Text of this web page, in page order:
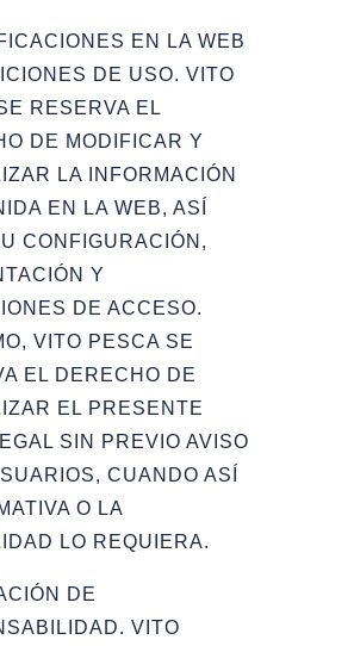
EN LA WEB
DE USO. VITO
RESERVA EL
DE MODIFICAR Y
LA INFORMACIÓN
EN LA WEB, ASÍ
CONFIGURACIÓN,
Y
DE ACCESO.
VITO PESCA SE
EL DERECHO DE
EL PRESENTE
SIN PREVIO AVISO
CUANDO ASÍ
O LA
LO REQUIERA.
DE
VITO